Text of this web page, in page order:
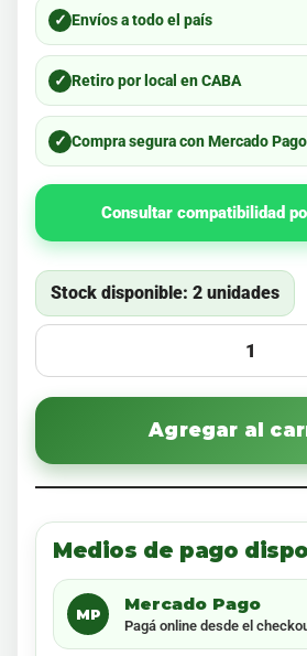
✓ Envíos a todo el país
✓ Retiro por local en CABA
✓ Compra segura con Mercado Pago
Consultar compatibilidad
Stock disponible: 2 unidades
Agregar al
Medios de pago
MP
Mercado Pago
Pagá online desde el